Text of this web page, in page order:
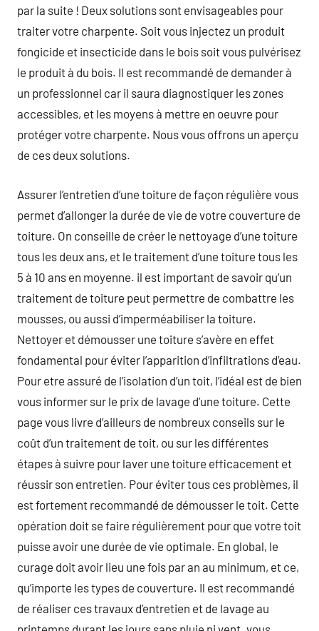
par la suite ! Deux solutions sont envisageables pour
traiter votre charpente. Soit vous injectez un produit
fongicide et insecticide dans le bois soit vous pulvérisez
le produit à du bois. Il est recommandé de demander à
un professionnel car il saura diagnostiquer les zones
accessibles, et les moyens à mettre en oeuvre pour
protéger votre charpente. Nous vous offrons un aperçu
de ces deux solutions.
Assurer l’entretien d’une toiture de façon régulière vous
permet d’allonger la durée de vie de votre couverture de
toiture. On conseille de créer le nettoyage d’une toiture
tous les deux ans, et le traitement d’une toiture tous les
5 à 10 ans en moyenne. il est important de savoir qu’un
traitement de toiture peut permettre de combattre les
mousses, ou aussi d’imperméabiliser la toiture.
Nettoyer et démousser une toiture s’avère en effet
fondamental pour éviter l’apparition d’infiltrations d’eau.
Pour etre assuré de l’isolation d’un toit, l’idéal est de bien
vous informer sur le prix de lavage d’une toiture. Cette
page vous livre d’ailleurs de nombreux conseils sur le
coût d’un traitement de toit, ou sur les différentes
étapes à suivre pour laver une toiture efficacement et
réussir son entretien. Pour éviter tous ces problèmes, il
est fortement recommandé de démousser le toit. Cette
opération doit se faire régulièrement pour que votre toit
puisse avoir une durée de vie optimale. En global, le
curage doit avoir lieu une fois par an au minimum, et ce,
qu’importe les types de couverture. Il est recommandé
de réaliser ces travaux d’entretien et de lavage au